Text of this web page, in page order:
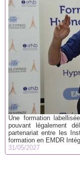
Une formation
pouvant légalement
partenariat entre les
formation en EMDR
31/05/2027